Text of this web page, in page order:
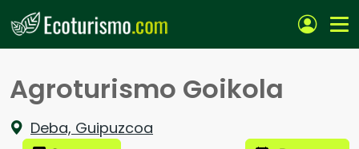
Pasar al contenido principal
Agroturismo Goikola
Deba, Guipuzcoa